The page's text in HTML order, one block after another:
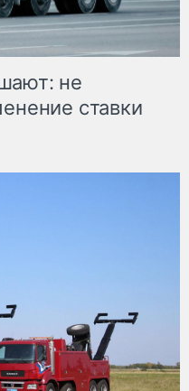
не
ставки